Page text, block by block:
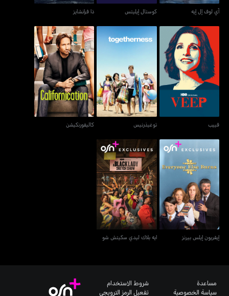
آي لوف إل إيه كوستال إيليتس ذا فرانشايز
فييب
فييب
توغيذرنيس
توغيذرنيس
كاليفورنكيشن
كاليفورنكيشن
إيفريون إيلس بيرنز
إيفريون إيلس بيرنز
ايه بلاك ليدي سكيتش شو
ايه بلاك ليدي سكيتش شو
مساعدة
سياسة الخصوصية
شروط الاستخدام
تفعيل الرمز الترويجي